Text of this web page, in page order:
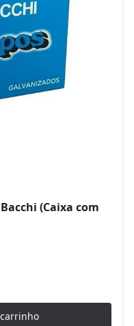
(Caixa com